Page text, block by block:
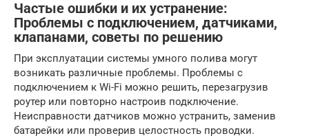
Частые ошибки и их устранение:
Проблемы с подключением, датчиками,
клапанами, советы по решению
При эксплуатации системы умного полива могут
возникать различные проблемы. Проблемы с
подключением к Wi-Fi можно решить, перезагрузив
роутер или повторно настроив подключение.
Неисправности датчиков можно устранить, заменив
батарейки или проверив целостность проводки.